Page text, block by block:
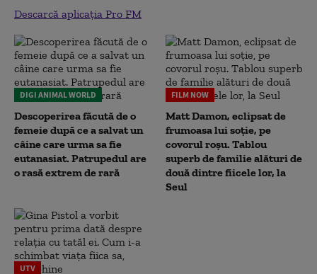
Descarcă aplicația Pro FM
DIGI ANIMAL WORLD
Descoperirea făcută de o
femeie după ce a salvat un
câine care urma sa fie
eutanasiat. Patrupedul are
o rasă extrem de rară
FILM NOW
Matt Damon, eclipsat de
frumoasa lui soție, pe
covorul roșu. Tablou
superb de familie alături de
două dintre fiicele lor, la
Seul
UTV